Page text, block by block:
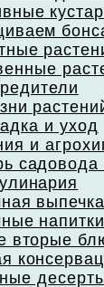
и уход
и
садовода
выпечка
напитки
вторые